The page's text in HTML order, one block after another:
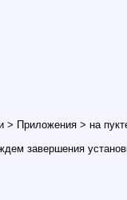
Приложения > на
завершения